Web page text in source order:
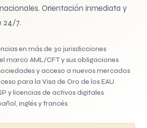
Orientación inmediata y
24/7.
en más de 30 jurisdicciones
marco AML/CFT y sus obligaciones
y acceso a nuevos mercados
para la Visa de Oro de los EAU
y licencias de activos digitales
inglés y francés